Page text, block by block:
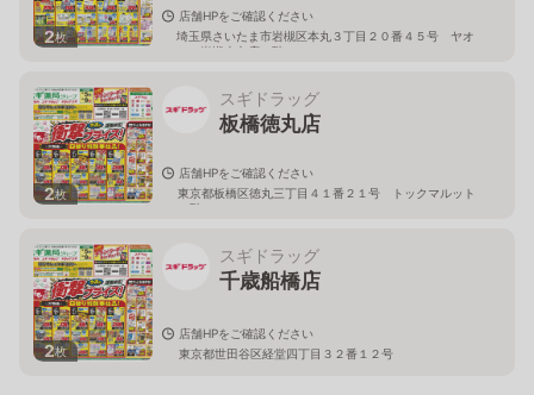
2枚
店舗HPをご確認ください
埼玉県さいたま市岩槻区本丸３丁目２０番４５号 ヤオ
コー岩槻本丸店２階
2枚
スギドラッグ
板橋徳丸店
店舗HPをご確認ください
東京都板橋区徳丸三丁目４１番２１号 トックマルット
１階
2枚
スギドラッグ
千歳船橋店
店舗HPをご確認ください
東京都世田谷区経堂四丁目３２番１２号